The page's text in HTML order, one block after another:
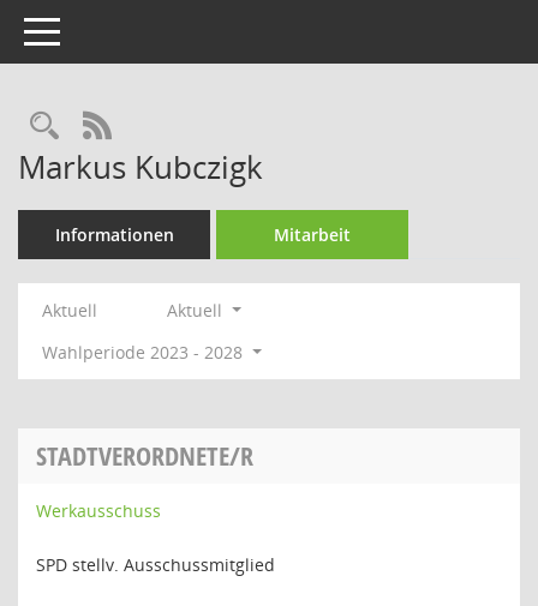
Toggle navigation
Rechercheauswahl
RSS-Feed
Markus Kubczigk
Informationen Mitarbeit
Aktuell
Aktuell
Wahlperiode 2023 - 2028
STADTVERORDNETE/R
Werkausschuss
SPD stellv. Ausschussmitglied